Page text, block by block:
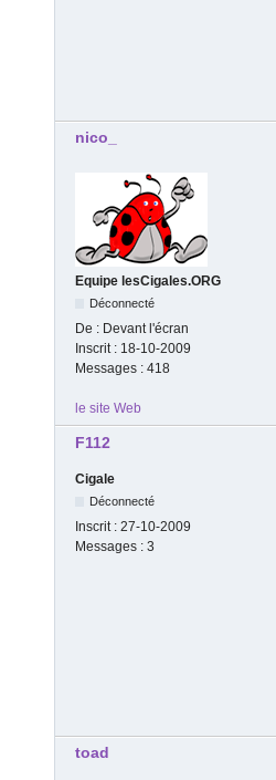
nico_
Equipe lesCigales.ORG
Déconnecté
De : Devant l'écran
Inscrit : 18-10-2009
Messages : 418
le site Web
F112
Cigale
Déconnecté
Inscrit : 27-10-2009
Messages : 3
toad